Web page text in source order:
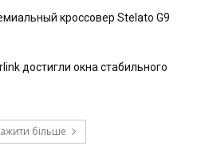
кроссовер Stelato G9
достигли окна стабильного
більше